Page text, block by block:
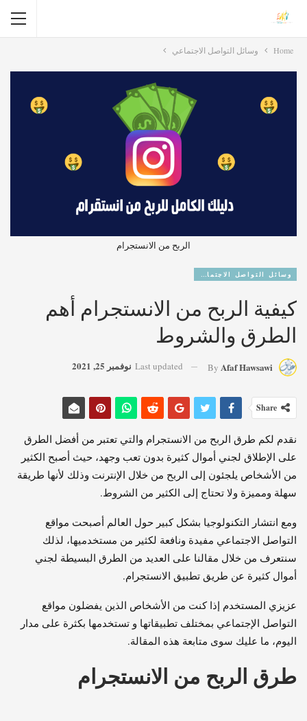
Home وسائل التواصل الاجتماعي
الربح من الانستجرام
كيفية الربح من الانستجرام أهم
الطرق والشروط
By Afaf Hawsawi
Last updated نوفمبر 25, 2021
Share
نقدم لكم طرق الربح من الانستجرام والتي تعتبر من أفضل الطرق
على الإطلاق لجني أموال كثيرة بدون تعب وجهد، حيث أصبح الكثير
من الأشخاص يلجئون إلى الربح من خلال الإنترنت وذلك لأنها طريقة
سهلة ومميزة ولا تحتاج إلى الكثير من الشروط.
ومع انتشار التكنولوجيا بشكل كبير حول العالم أصبحت مواقع
التواصل الاجتماعي مفيدة ونافعة لكثير من مستخدميها، لذلك
سنتعرف من خلال مقالنا على العديد من الطرق البسيطة لجني
أموال كثيرة عن طريق تطبيق الانستجرام.
عزيزي المستخدم إذا كنت من الأشخاص الذين يفضلون مواقع
التواصل الإجتماعي بمختلف تطبيقاتها و تستخدمها بكثرة على مدار
اليوم، ما عليك سوى متابعة هذه المقالة.
طرق الربح من الانستجرام